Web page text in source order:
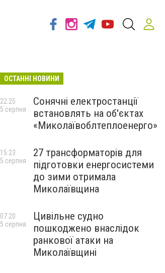
ОСТАННІ НОВИНИ
Сонячні електростанції
встановлять на об'єктах
«Миколаївоблтеплоенерго»
22:25
5 серпня
27 трансформаторів для
підготовки енергосистеми
до зими отримала
Миколаївщина
15:23
5 серпня
Цивільне судно
пошкоджено внаслідок
ранкової атаки на
Миколаївщині
07:20
5 серпня